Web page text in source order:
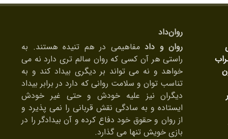
روان‌داد
روان و دادمفاهیمی در هم تنیده هستند. به
راستی هر آن کسی که روان سالم تری دارد نه می
خواهد و نه می تواند بر دیگری بیداد کند و به
تناسب توان و سلامت روانی که دارد در برابر بیداد
دیگران نیز علیه خودش و حتی غیر خودش
ایستاده و به سادگی نقش قربانی را نمی پذیرد و
از روان و حقوق خود دفاع کرده و آن بیدادگر را در
بازی خویش تنها می گذارد.